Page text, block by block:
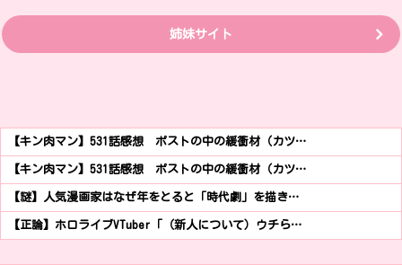
姉妹サイト
【キン肉マン】531話感想 ポストの中の緩衝材（カツ…
【キン肉マン】531話感想 ポストの中の緩衝材（カツ…
【謎】人気漫画家はなぜ年をとると「時代劇」を描き…
【正論】ホロライブVTuber「（新人について）ウチら…